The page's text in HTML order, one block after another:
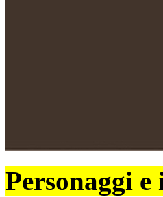
Personaggi